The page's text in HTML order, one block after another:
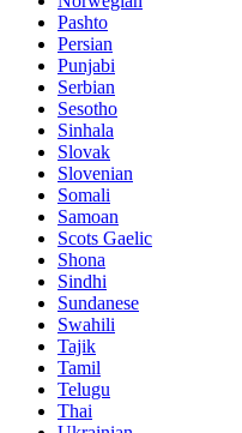
Pashto
Persian
Punjabi
Serbian
Sesotho
Sinhala
Slovak
Slovenian
Somali
Samoan
Scots Gaelic
Shona
Sindhi
Sundanese
Swahili
Tajik
Tamil
Telugu
Thai